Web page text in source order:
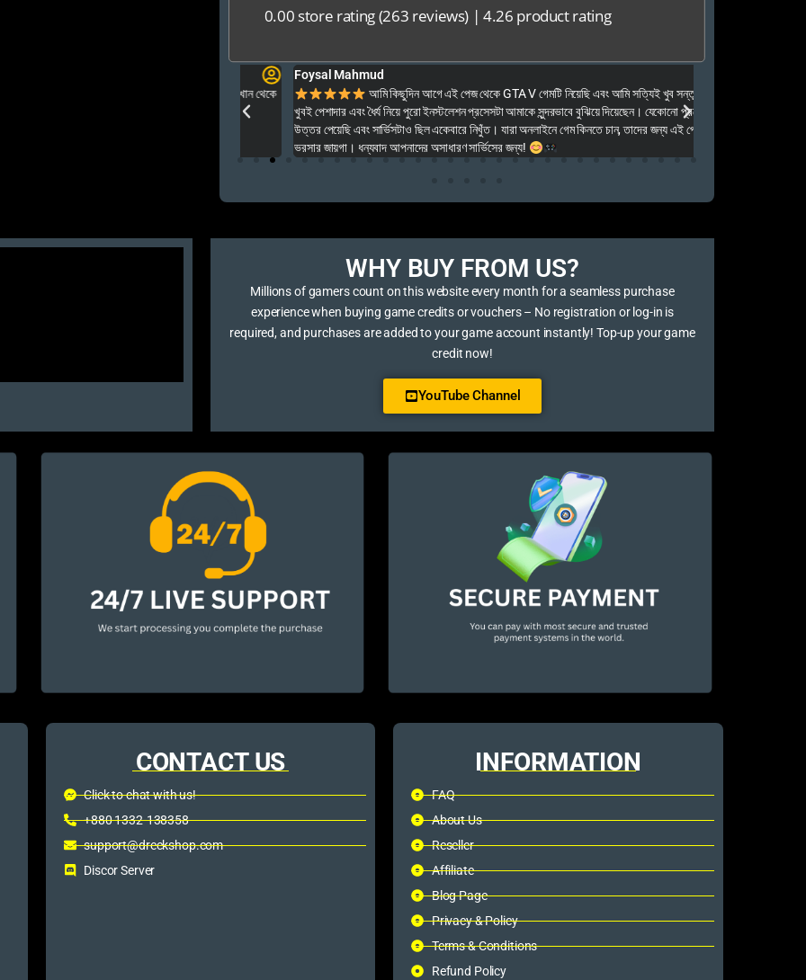
0.00 store rating(263 reviews) |4.26 product rating
Foysal Mahmud
আমি কিছুদিন আগে এই পেজ থেকে GTA V গেমটি নিয়েছি এবং আমি সত্যিই খুব সন্তুষ্ট। ওনারা
খুবই পেশাদার এবং ধৈর্য নিয়ে পুরো ইনস্টলেশন প্রসেসটা আমাকে সুন্দরভাবে বুঝিয়ে দিয়েছেন। যেকোনো প্রশ্নের দ্রুত
উত্তর পেয়েছি এবং সার্ভিসটাও ছিল একেবারে নিখুঁত। যারা অনলাইনে গেম কিনতে চান, তাদের জন্য এই পেজটি সত্যিই
ভরসার জায়গা। ধন্যবাদ আপনাদের অসাধারণ সার্ভিসের জন্য!
WHY BUY FROM US?​
Millions of gamers count on this website every month for a seamless purchase
experience when buying game credits or vouchers – No registration or log-in is
required, and purchases are added to your game account instantly! Top-up your game
credit now!
YouTube Channel
CONTACT US
Click to chat with us!
+880 1332-138358
support@dreckshop.com
Discor Server
INFORMATION
FAQ
About Us
Reseller
Affiliate
Blog Page
Privacy & Policy
Terms & Conditions
Refund Policy